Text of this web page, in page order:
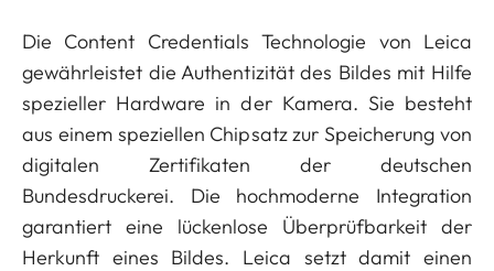
Die Content Credentials Technologie von Leica
gewährleistet die Authentizität des Bildes mit Hilfe
spezieller Hardware in der Kamera. Sie besteht
aus einem speziellen Chipsatz zur Speicherung von
digitalen Zertifikaten der deutschen
Bundesdruckerei. Die hochmoderne Integration
garantiert eine lückenlose Überprüfbarkeit der
Herkunft eines Bildes. Leica setzt damit einen